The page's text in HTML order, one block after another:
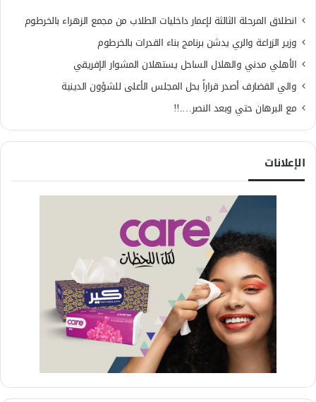
انطلاق المرحلة الثالثة لإعمار داخليات الطلاب من مجمع الزهراء بالخرطوم
وزير الزراعة والري يدشن برنامج بناء القدرات بالخرطوم
الأهلي مدني والهلال الساحل يستهلان المشوار الإفريقي
والي القضارف أصدر قراراً بحل المجلس الأعلى للشؤون الدينية
مع البرهان حتي وبعد النصر….!!
الإعلانات